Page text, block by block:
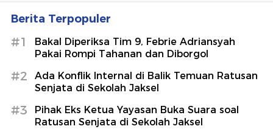
Berita Terpopuler
#1
Bakal Diperiksa Tim 9, Febrie Adriansyah
Pakai Rompi Tahanan dan Diborgol
#2
Ada Konflik Internal di Balik Temuan Ratusan
Senjata di Sekolah Jaksel
#3
Pihak Eks Ketua Yayasan Buka Suara soal
Ratusan Senjata di Sekolah Jaksel